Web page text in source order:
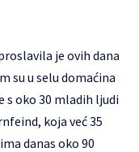
je ovih dana
su u selu domaćina
s oko 30 mladih ljudi
koja već 35
danas oko 90